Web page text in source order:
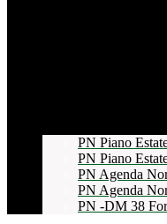
PN Piano
PN Piano
PN Agenda
PN Agenda
PN -DM 38